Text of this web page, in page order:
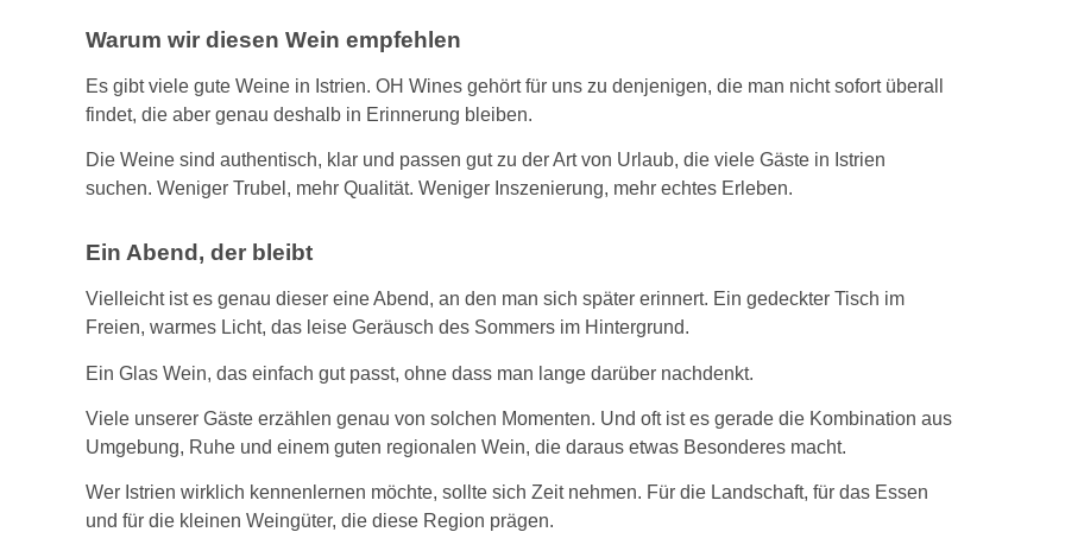
Warum wir diesen Wein empfehlen
Es gibt viele gute Weine in Istrien. OH Wines gehört für uns zu denjenigen, die man nicht sofort überall
findet, die aber genau deshalb in Erinnerung bleiben.
Die Weine sind authentisch, klar und passen gut zu der Art von Urlaub, die viele Gäste in Istrien
suchen. Weniger Trubel, mehr Qualität. Weniger Inszenierung, mehr echtes Erleben.
Ein Abend, der bleibt
Vielleicht ist es genau dieser eine Abend, an den man sich später erinnert. Ein gedeckter Tisch im
Freien, warmes Licht, das leise Geräusch des Sommers im Hintergrund.
Ein Glas Wein, das einfach gut passt, ohne dass man lange darüber nachdenkt.
Viele unserer Gäste erzählen genau von solchen Momenten. Und oft ist es gerade die Kombination aus
Umgebung, Ruhe und einem guten regionalen Wein, die daraus etwas Besonderes macht.
Wer Istrien wirklich kennenlernen möchte, sollte sich Zeit nehmen. Für die Landschaft, für das Essen
und für die kleinen Weingüter, die diese Region prägen.